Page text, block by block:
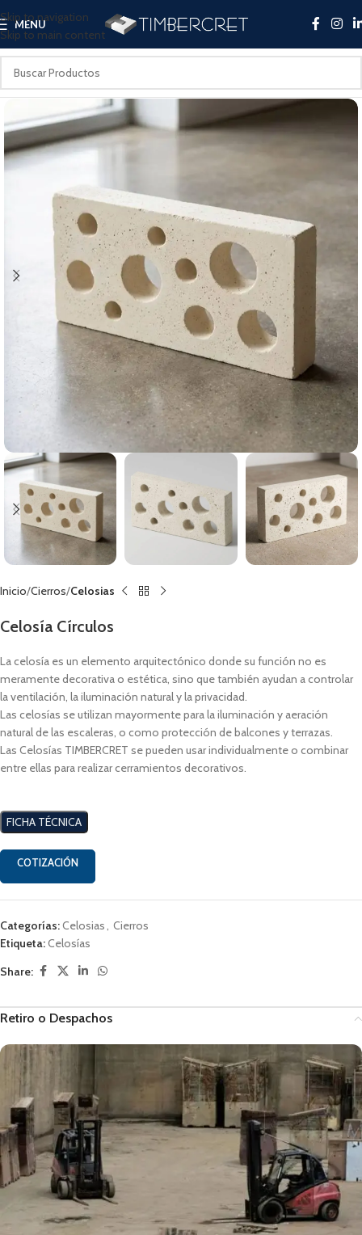
Skip to navigation
Skip to main content
MENU
Inicio Cierros Celosias
Celosía Círculos
La celosía es un elemento arquitectónico donde su función no es
meramente decorativa o estética, sino que también ayudan a controlar
la ventilación, la iluminación natural y la privacidad.
Las celosías se utilizan mayormente para la iluminación y aeración
natural de las escaleras, o como protección de balcones y terrazas.
Las Celosías TIMBERCRET se pueden usar individualmente o combinar
entre ellas para realizar cerramientos decorativos.
FICHA TÉCNICA
COTIZACIÓN
Categorías:Celosias, Cierros
Etiqueta:Celosías
Share:
Retiro o Despachos